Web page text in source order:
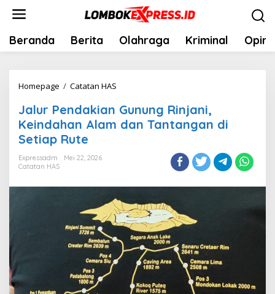
Lewati
konten
Beranda Berita Olahraga Kriminal Opini
Homepage / Catatan HAS
Gunung
Rinjani,
Tantangan
di
Setiap
Rute
Jalur Pendakian Gunung Rinjani,
Keindahan Alam dan Tantangan di
Setiap Rute
Expressadm
Mei 22, 2026
Catatan HAS